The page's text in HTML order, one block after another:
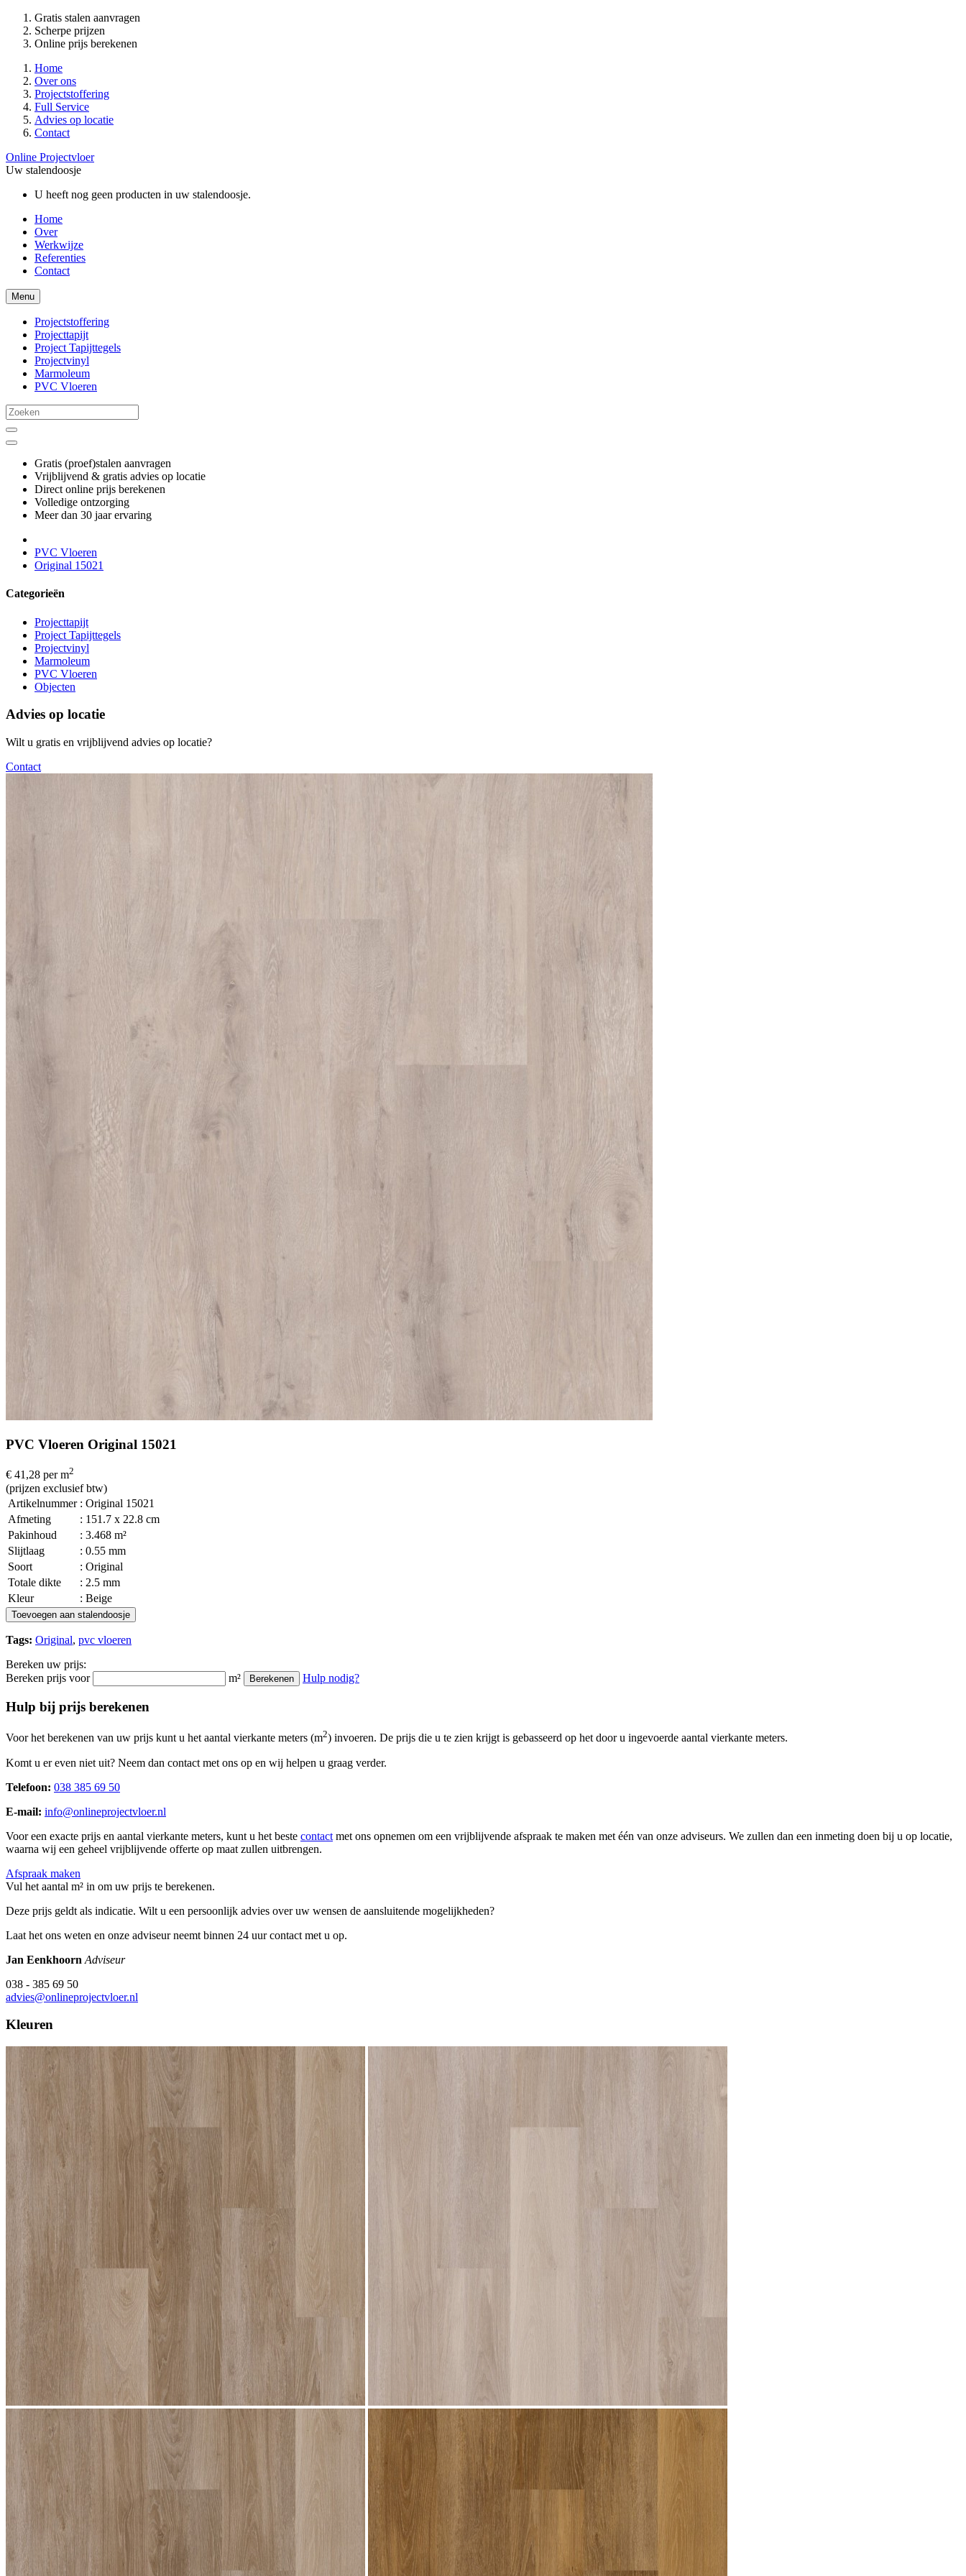
Gratis stalen aanvragen
Scherpe prijzen
Online prijs berekenen
Home
Over ons
Projectstoffering
Full Service
Advies op locatie
Contact
Online Projectvloer
Uw stalendoosje
U heeft nog geen producten in uw stalendoosje.
Home
Over
Werkwijze
Referenties
Contact
Menu
Projectstoffering
Projecttapijt
Project Tapijttegels
Projectvinyl
Marmoleum
PVC Vloeren
Gratis (proef)stalen aanvragen
Vrijblijvend & gratis advies op locatie
Direct online prijs berekenen
Volledige ontzorging
Meer dan 30 jaar ervaring
PVC Vloeren
Original 15021
Categorieën
Projecttapijt
Project Tapijttegels
Projectvinyl
Marmoleum
PVC Vloeren
Objecten
Advies op locatie
Wilt u gratis en vrijblijvend advies op locatie?
Contact
PVC Vloeren Original 15021
€ 41,28 per m2
(prijzen exclusief btw)
Artikelnummer : Original 15021
Afmeting
: 151.7 x 22.8 cm
Pakinhoud
: 3.468 m²
Slijtlaag
: 0.55 mm
Soort
: Original
Totale dikte
: 2.5 mm
Kleur
: Beige
Toevoegen aan stalendoosje
Tags: Original, pvc vloeren
Bereken uw prijs:
Bereken prijs voor
m² Berekenen Hulp nodig?
Hulp bij prijs berekenen
Voor het berekenen van uw prijs kunt u het aantal vierkante meters (m2) invoeren. De prijs die u te zien krijgt is gebasseerd op het door u ingevoerde aantal vierkante meters.
Komt u er even niet uit? Neem dan contact met ons op en wij helpen u graag verder.
Telefoon: 038 385 69 50
E-mail: info@onlineprojectvloer.nl
Voor een exacte prijs en aantal vierkante meters, kunt u het beste contact met ons opnemen om een vrijblijvende afspraak te maken met één van onze adviseurs. We zullen dan een inmeting doen bij u op locatie,
waarna wij een geheel vrijblijvende offerte op maat zullen uitbrengen.
Afspraak maken
Vul het aantal m² in om uw prijs te berekenen.
Deze prijs geldt als indicatie. Wilt u een persoonlijk advies over uw wensen de aansluitende mogelijkheden?
Laat het ons weten en onze adviseur neemt binnen 24 uur contact met u op.
Jan Eenkhoorn Adviseur
038 - 385 69 50
advies@onlineprojectvloer.nl
Kleuren